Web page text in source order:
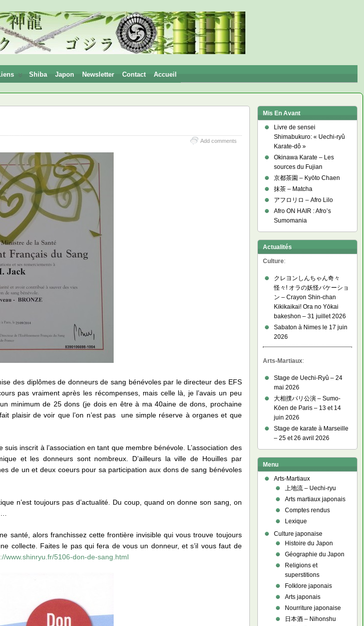
Shiba Japon Newsletter Contact Accueil
Add comments
des diplômes de donneurs de sang bénévoles par le directeur des EFS
pas vraiment après les récompenses, mais celle là, je l’avais un peu
minimum de 25 dons (je dois en être à ma 40aine de dons, prochaine
plaisir de voir que l’on n’est pas une simple réserve à organes et que
inscrit à l’association en tant que membre bénévole. L’association des
et les donneurs sont nombreux. D’ailleurs la ville de Houilles par
de un et deux coeurs pour sa participation aux dons de sang bénévoles
n’est toujours pas d’actualité. Du coup, quand on donne son sang, on
santé, alors franchissez cette frontière invisible qui vous trouve toujours
collecte. Faites le pas qui fera de vous un donneur, et s’il vous faut de
www.shinryu.fr/5106-don-de-sang.html
Mis En Avant
Livre de sensei
Shimabukuro: « Uechi-ryû
Karate-dô »
Okinawa Karate – Les
sources du Fujian
京都茶園 – Kyōto Chaen
抹茶 – Matcha
アフロリロ – Afro Lilo
Afro ON HAIR : Afro’s
Sumomania
Actualités
Culture:
クレヨンしんちゃん奇々
怪々! オラの妖怪バケーショ
ン – Crayon Shin-chan
Kikikaikai! Ora no Yōkai
bakeshon – 31 juillet 2026
Sabaton à Nimes le 17 juin
2026
Arts-Martiaux:
Stage de Uechi-Ryû – 24
mai 2026
大相撲パリ公演 – Sumo-
Kōen de Paris – 13 et 14
juin 2026
Stage de karate à Marseille
– 25 et 26 avril 2026
Menu
Arts-Martiaux
上地流 – Uechi-ryu
Arts martiaux japonais
Comptes rendus
Lexique
Culture japonaise
Histoire du Japon
Géographie du Japon
Religions et
superstitions
Folklore japonais
Arts japonais
Nourriture japonaise
日本酒 – Nihonshu